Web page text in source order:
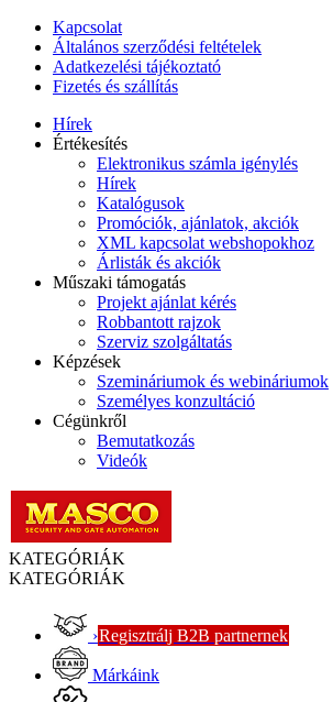
Kapcsolat
Általános szerződési feltételek
Adatkezelési tájékoztató
Fizetés és szállítás
Hírek
Értékesítés
Elektronikus számla igénylés
Hírek
Katalógusok
Promóciók, ajánlatok, akciók
XML kapcsolat webshopokhoz
Árlisták és akciók
Műszaki támogatás
Projekt ajánlat kérés
Robbantott rajzok
Szerviz szolgáltatás
Képzések
Szemináriumok és webináriumok
Személyes konzultáció
Cégünkről
Bemutatkozás
Videók
KATEGÓRIÁK
KATEGÓRIÁK
›Regisztrálj B2B partnernek
Márkáink